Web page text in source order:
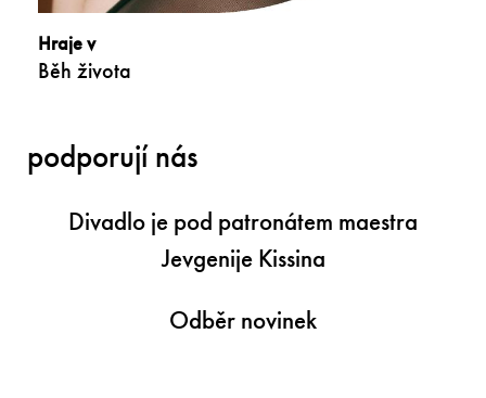
Hraje v
Běh života
podporují nás
Divadlo je pod patronátem maestra
Jevgenije Kissina
Odběr novinek